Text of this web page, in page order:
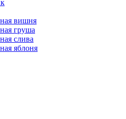
вишня
груша
слива
яблоня